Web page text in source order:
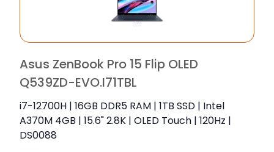
Asus ZenBook Pro 15 Flip OLED
Q539ZD-EVO.I71TBL
i7-12700H | 16GB DDR5 RAM | 1TB SSD | Intel
A370M 4GB | 15.6" 2.8K | OLED Touch | 120Hz |
DS0088